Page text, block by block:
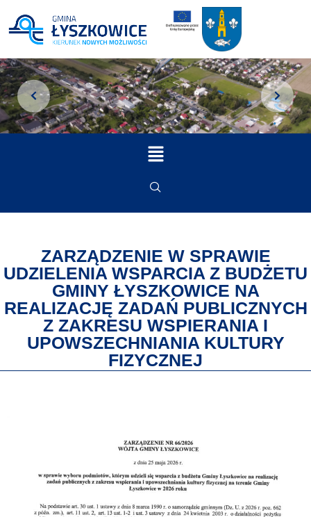
ZARZĄDZENIE W SPRAWIE
UDZIELENIA WSPARCIA Z BUDŻETU
GMINY ŁYSZKOWICE NA
REALIZACJĘ ZADAŃ PUBLICZNYCH
Z ZAKRESU WSPIERANIA I
UPOWSZECHNIANIA KULTURY
FIZYCZNEJ